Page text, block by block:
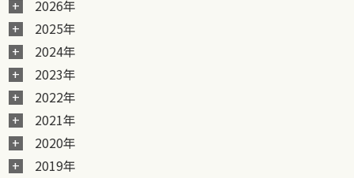
2026年
2025年
2024年
2023年
2022年
2021年
2020年
2019年